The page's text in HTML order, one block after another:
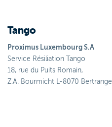
Tango
Proximus Luxembourg S.A
Service Résiliation Tango
18, rue du Puits Romain,
Z.A. Bourmicht L-8070 Bertrange